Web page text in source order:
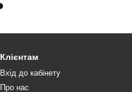
Клієнтам
Вхід до кабінету
Про нас